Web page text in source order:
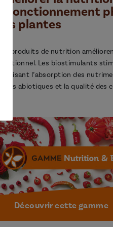
le fonctionnement
des plantes
Nos produits de nutrition
nutritionnel. Les biostimulants
l’absorption des
stress abiotiques et la qualité des
Découvrir cette gamme